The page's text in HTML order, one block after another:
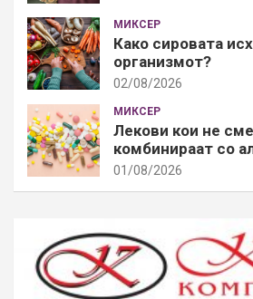
МИКСЕР
Како сировата
организмот?
02/08/2026
МИКСЕР
Лекови кои не
комбинираат со
01/08/2026